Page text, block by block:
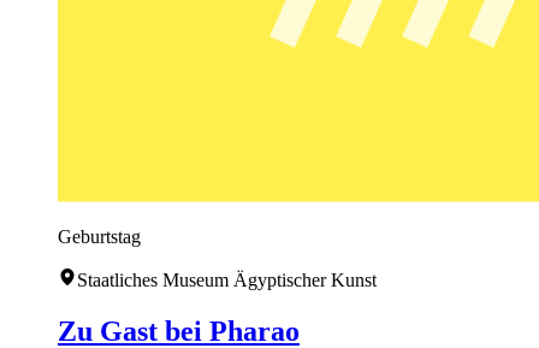
Geburtstag
Staatliches Museum Ägyptischer Kunst
Zu Gast bei Pharao